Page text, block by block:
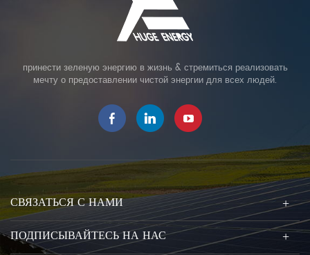
принести зеленую энергию в жизнь & стремиться реализовать
мечту о предоставлении чистой энергии для всех людей.
СВЯЗАТЬСЯ С НАМИ
ПОДПИСЫВАЙТЕСЬ НА НАС